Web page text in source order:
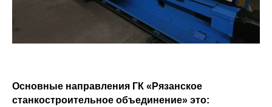
Основные направления ГК «Рязанское
станкостроительное объединение» это: